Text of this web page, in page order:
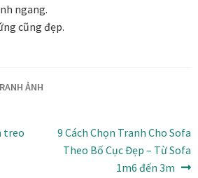
ngang.
cũng đẹp.
ẢNH
treo
Bài
tiếp
9 Cách Chọn Tranh Cho Sofa
Theo Bố Cục Đẹp – Từ Sofa
1m6 đến 3m